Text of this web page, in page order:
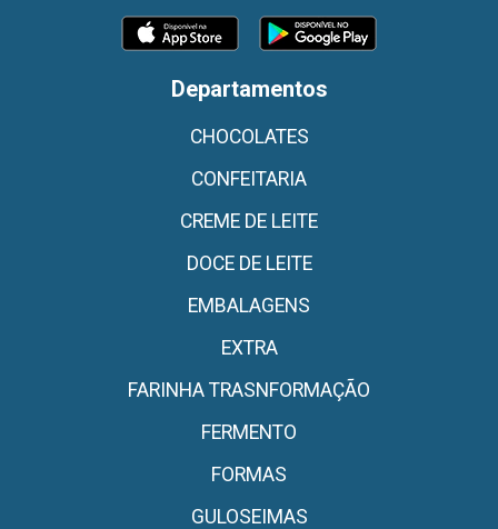
Departamentos
CHOCOLATES
CONFEITARIA
CREME DE LEITE
DOCE DE LEITE
EMBALAGENS
EXTRA
FARINHA TRASNFORMAÇÃO
FERMENTO
FORMAS
GULOSEIMAS